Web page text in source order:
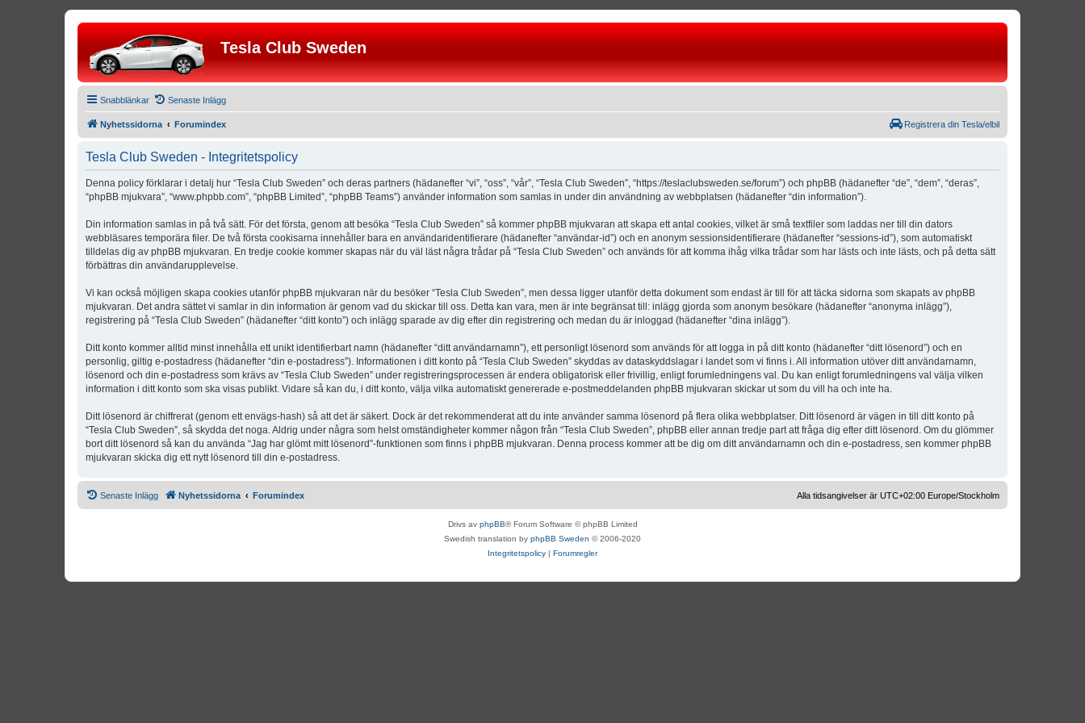
Tesla Club Sweden
Snabblänkar Senaste Inlägg
Nyhetssidorna Forumindex Registrera din Tesla/elbil
Tesla Club Sweden - Integritetspolicy
Denna policy förklarar i detalj hur “Tesla Club Sweden” och deras partners (hädanefter “vi”, “oss”, “vår”, “Tesla Club Sweden”, “https://teslaclubsweden.se/forum”) och phpBB (hädanefter “de”, “dem”, “deras”,
“phpBB mjukvara”, “www.phpbb.com”, “phpBB Limited”, “phpBB Teams”) använder information som samlas in under din användning av webbplatsen (hädanefter “din information”).
Din information samlas in på två sätt. För det första, genom att besöka “Tesla Club Sweden” så kommer phpBB mjukvaran att skapa ett antal cookies, vilket är små textfiler som laddas ner till din dators
webbläsares temporära filer. De två första cookisarna innehåller bara en användaridentifierare (hädanefter “användar-id”) och en anonym sessionsidentifierare (hädanefter “sessions-id”), som automatiskt
tilldelas dig av phpBB mjukvaran. En tredje cookie kommer skapas när du väl läst några trådar på “Tesla Club Sweden” och används för att komma ihåg vilka trådar som har lästs och inte lästs, och på detta sätt
förbättras din användarupplevelse.
Vi kan också möjligen skapa cookies utanför phpBB mjukvaran när du besöker “Tesla Club Sweden”, men dessa ligger utanför detta dokument som endast är till för att täcka sidorna som skapats av phpBB
mjukvaran. Det andra sättet vi samlar in din information är genom vad du skickar till oss. Detta kan vara, men är inte begränsat till: inlägg gjorda som anonym besökare (hädanefter “anonyma inlägg”),
registrering på “Tesla Club Sweden” (hädanefter “ditt konto”) och inlägg sparade av dig efter din registrering och medan du är inloggad (hädanefter “dina inlägg”).
Ditt konto kommer alltid minst innehålla ett unikt identifierbart namn (hädanefter “ditt användarnamn”), ett personligt lösenord som används för att logga in på ditt konto (hädanefter “ditt lösenord”) och en
personlig, giltig e-postadress (hädanefter “din e-postadress”). Informationen i ditt konto på “Tesla Club Sweden” skyddas av dataskyddslagar i landet som vi finns i. All information utöver ditt användarnamn,
lösenord och din e-postadress som krävs av “Tesla Club Sweden” under registreringsprocessen är endera obligatorisk eller frivillig, enligt forumledningens val. Du kan enligt forumledningens val välja vilken
information i ditt konto som ska visas publikt. Vidare så kan du, i ditt konto, välja vilka automatiskt genererade e-postmeddelanden phpBB mjukvaran skickar ut som du vill ha och inte ha.
Ditt lösenord är chiffrerat (genom ett envägs-hash) så att det är säkert. Dock är det rekommenderat att du inte använder samma lösenord på flera olika webbplatser. Ditt lösenord är vägen in till ditt konto på
“Tesla Club Sweden”, så skydda det noga. Aldrig under några som helst omständigheter kommer någon från “Tesla Club Sweden”, phpBB eller annan tredje part att fråga dig efter ditt lösenord. Om du glömmer
bort ditt lösenord så kan du använda “Jag har glömt mitt lösenord”-funktionen som finns i phpBB mjukvaran. Denna process kommer att be dig om ditt användarnamn och din e-postadress, sen kommer phpBB
mjukvaran skicka dig ett nytt lösenord till din e-postadress.
Senaste Inlägg Nyhetssidorna Forumindex Alla tidsangivelser är UTC+02:00 Europe/Stockholm
Drivs av phpBB® Forum Software © phpBB Limited
Swedish translation by phpBB Sweden © 2006-2020
Integritetspolicy | Forumregler